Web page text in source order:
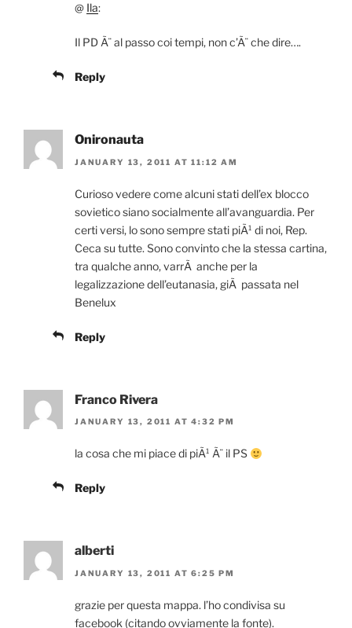
@ Ila:
Il PD Ã¨ al passo coi tempi, non c’Ã¨ che dire….
Reply
Onironauta
JANUARY 13, 2011 AT 11:12 AM
Curioso vedere come alcuni stati dell’ex blocco
sovietico siano socialmente all’avanguardia. Per
certi versi, lo sono sempre stati piÃ¹ di noi, Rep.
Ceca su tutte. Sono convinto che la stessa cartina,
tra qualche anno, varrÃ anche per la
legalizzazione dell’eutanasia, giÃ passata nel
Benelux
Reply
Franco Rivera
JANUARY 13, 2011 AT 4:32 PM
la cosa che mi piace di piÃ¹ Ã¨ il PS
Reply
alberti
JANUARY 13, 2011 AT 6:25 PM
grazie per questa mappa. l’ho condivisa su
facebook (citando ovviamente la fonte).